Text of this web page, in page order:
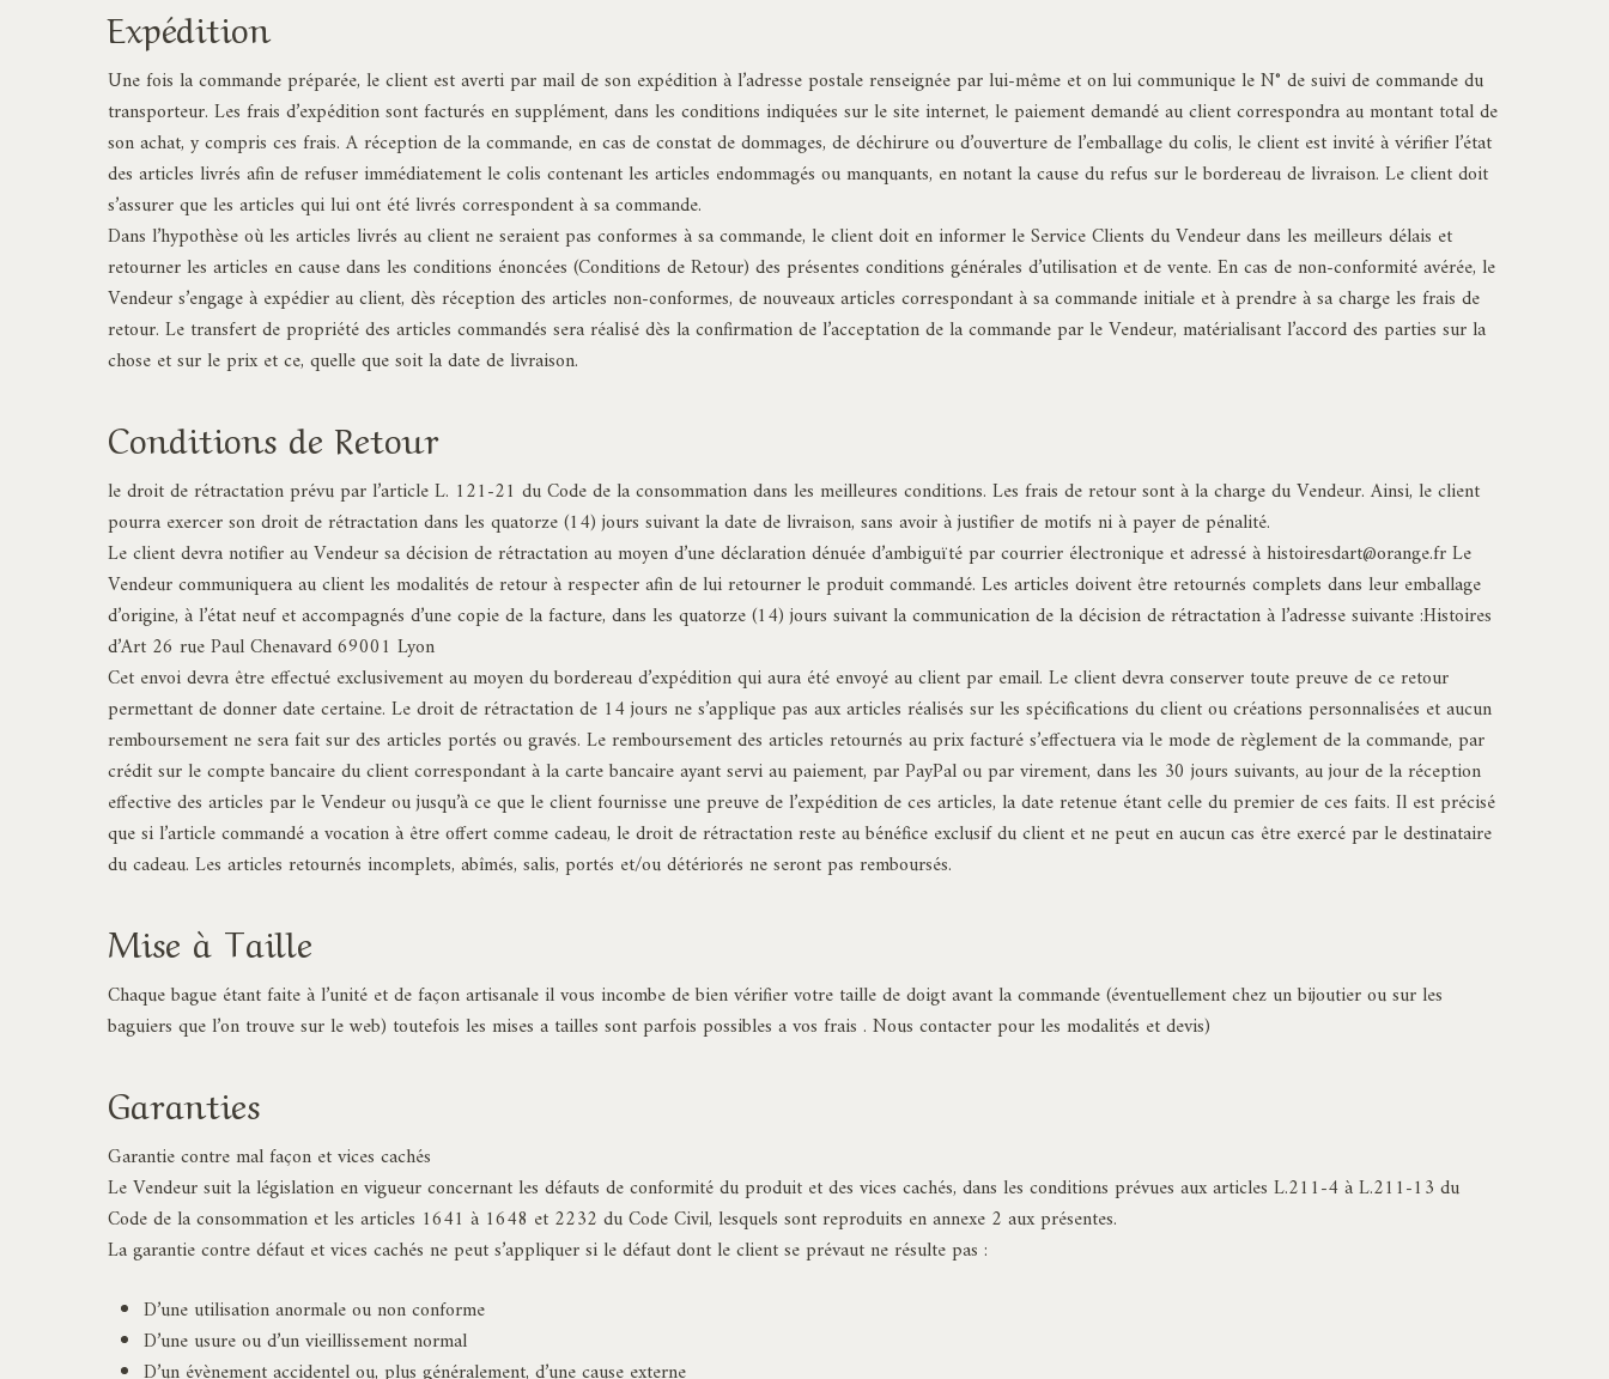
Expédition
Une fois la commande préparée, le client est averti par mail de son expédition à l’adresse postale renseignée par lui-même et on lui communique le N° de suivi de commande du
transporteur. Les frais d’expédition sont facturés en supplément, dans les conditions indiquées sur le site internet, le paiement demandé au client correspondra au montant total de
son achat, y compris ces frais. A réception de la commande, en cas de constat de dommages, de déchirure ou d’ouverture de l’emballage du colis, le client est invité à vérifier l’état
des articles livrés afin de refuser immédiatement le colis contenant les articles endommagés ou manquants, en notant la cause du refus sur le bordereau de livraison. Le client doit
s’assurer que les articles qui lui ont été livrés correspondent à sa commande.
Dans l’hypothèse où les articles livrés au client ne seraient pas conformes à sa commande, le client doit en informer le Service Clients du Vendeur dans les meilleurs délais et
retourner les articles en cause dans les conditions énoncées (Conditions de Retour) des présentes conditions générales d’utilisation et de vente. En cas de non-conformité avérée, le
Vendeur s’engage à expédier au client, dès réception des articles non-conformes, de nouveaux articles correspondant à sa commande initiale et à prendre à sa charge les frais de
retour. Le transfert de propriété des articles commandés sera réalisé dès la confirmation de l’acceptation de la commande par le Vendeur, matérialisant l’accord des parties sur la
chose et sur le prix et ce, quelle que soit la date de livraison.
Conditions de Retour
le droit de rétractation prévu par l’article L. 121-21 du Code de la consommation dans les meilleures conditions. Les frais de retour sont à la charge du Vendeur. Ainsi, le client
pourra exercer son droit de rétractation dans les quatorze (14) jours suivant la date de livraison, sans avoir à justifier de motifs ni à payer de pénalité.
Le client devra notifier au Vendeur sa décision de rétractation au moyen d’une déclaration dénuée d’ambiguïté par courrier électronique et adressé àhistoiresdart@orange.frLe
Vendeur communiquera au client les modalités de retour à respecter afin de lui retourner le produit commandé. Les articles doivent être retournés complets dans leur emballage
d’origine, à l’état neuf et accompagnés d’une copie de la facture, dans les quatorze (14) jours suivant la communication de la décision de rétractation à l’adresse suivante :Histoires
d’Art 26 rue Paul Chenavard 69001 Lyon
Cet envoi devra être effectué exclusivement au moyen du bordereau d’expédition qui aura été envoyé au client par email. Le client devra conserver toute preuve de ce retour
permettant de donner date certaine. Le droit de rétractation de 14 jours ne s’applique pas aux articles réalisés sur les spécifications du client ou créations personnalisées et aucun
remboursement ne sera fait sur des articles portés ou gravés. Le remboursement des articles retournés au prix facturé s’effectuera via le mode de règlement de la commande, par
crédit sur le compte bancaire du client correspondant à la carte bancaire ayant servi au paiement, par PayPal ou par virement, dans les 30 jours suivants, au jour de la réception
effective des articles par le Vendeur ou jusqu’à ce que le client fournisse une preuve de l’expédition de ces articles, la date retenue étant celle du premier de ces faits. Il est précisé
que si l’article commandé a vocation à être offert comme cadeau, le droit de rétractation reste au bénéfice exclusif du client et ne peut en aucun cas être exercé par le destinataire
du cadeau. Les articles retournés incomplets, abîmés, salis, portés et/ou détériorés ne seront pas remboursés.
Mise à Taille
Chaque bague étant faite à l’unité et de façon artisanale il vous incombe de bien vérifier votre taille de doigt avant la commande (éventuellement chez un bijoutier ou sur les
baguiers que l’on trouve sur le web) toutefois les mises a tailles sont parfois possibles a vos frais . Nous contacter pour les modalités et devis)
Garanties
Garantie contre mal façon et vices cachés
Le Vendeur suit la législation en vigueur concernant les défauts de conformité du produit et des vices cachés, dans les conditions prévues aux articles L.211-4 à L.211-13 du
Code de la consommation et les articles 1641 à 1648 et 2232 du Code Civil, lesquels sont reproduits en annexe 2 aux présentes.
La garantie contre défaut et vices cachés ne peut s’appliquer si le défaut dont le client se prévaut ne résulte pas :
D’une utilisation anormale ou non conforme
D’une usure ou d’un vieillissement normal